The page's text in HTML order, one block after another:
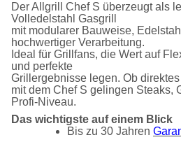
Der Allgrill Chef S überzeugt als
Volledelstahl Gasgrill
mit modularer Bauweise,
hochwertiger Verarbeitung.
Ideal für Grillfans, die Wert auf
und perfekte
Grillergebnisse legen. Ob
mit dem Chef S gelingen Steaks,
Profi-Niveau.
Das wichtigste auf einem Blick
Bis zu 30 Jahren